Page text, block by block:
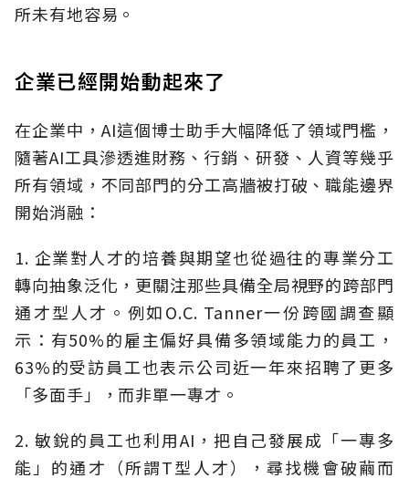
所未有地容易。
企業已經開始動起來了
在企業中，AI這個博士助手大幅降低了領域門檻，
隨著AI工具滲透進財務、行銷、研發、人資等幾乎
所有領域，不同部門的分工高牆被打破、職能邊界
開始消融：
1. 企業對人才的培養與期望也從過往的專業分工
轉向抽象泛化，更關注那些具備全局視野的跨部門
通才型人才。例如O.C. Tanner一份跨國調查顯
示：有50%的雇主偏好具備多領域能力的員工，
63%的受訪員工也表示公司近一年來招聘了更多
「多面手」，而非單一專才。
2. 敏銳的員工也利用AI，把自己發展成「一專多
能」的通才（所謂T型人才），尋找機會破繭而